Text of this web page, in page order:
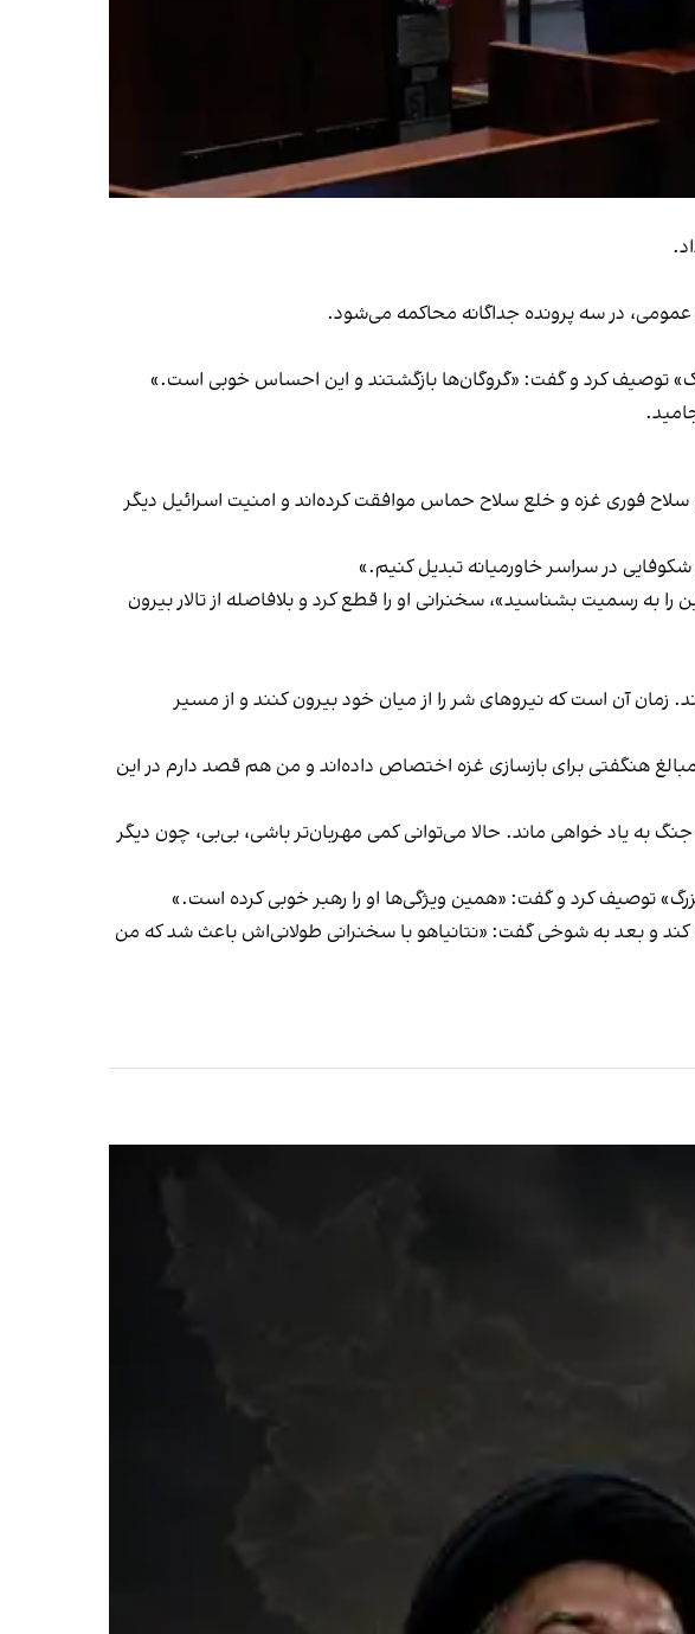
توصیف کرد و گفت: «گروگان‌ها بازگشتند و این احساس خوبی است.»
فوری غزه و خلع سلاح حماس موافقت کرده‌اند و امنیت اسرائیل دیگر
در سراسر خاورمیانه تبدیل کنیم.»
به رسمیت بشناسید»، سخنرانی او را قطع کرد و بلافاصله از تالار بیرون
آن است که نیروهای شر را از میان خود بیرون کنند و از مسیر
هنگفتی برای بازسازی غزه اختصاص داده‌اند و من هم قصد دارم در این
به یاد خواهی ماند. حالا می‌توانی کمی مهربان‌تر باشی، بی‌بی، چون دیگر
توصیف کرد و گفت: «همین ویژگی‌ها او را رهبر خوبی کرده است.»
و بعد به شوخی گفت: «نتانیاهو با سخنرانی طولانی‌اش باعث شد که من